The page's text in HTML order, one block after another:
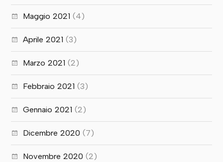
Maggio 2021 (4)
Aprile 2021 (3)
Marzo 2021 (2)
Febbraio 2021 (3)
Gennaio 2021 (2)
Dicembre 2020 (7)
Novembre 2020 (2)